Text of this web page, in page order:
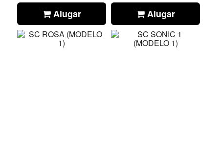
Alugar Alugar